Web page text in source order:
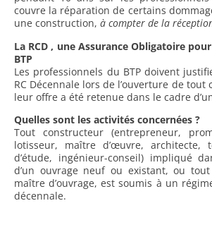
couvre la réparation de certains
une construction, à compter de la
La RCD , une Assurance Obligatoire
BTP
Les professionnels du BTP doivent
RC Décennale lors de l’ouverture de
leur offre a été retenue dans le cadre
Quelles sont les activités concernées ?
Tout constructeur (entrepreneur,
lotisseur, maître d’œuvre, architecte,
d’étude, ingénieur-conseil) impliqué
d’un ouvrage neuf ou existant, ou
maître d’ouvrage, est soumis à un
décennale.